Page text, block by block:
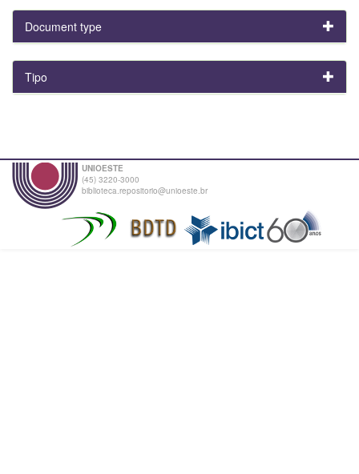
Document type
Tipo
UNIOESTE
(45) 3220-3000
biblioteca.repositorio@unioeste.br